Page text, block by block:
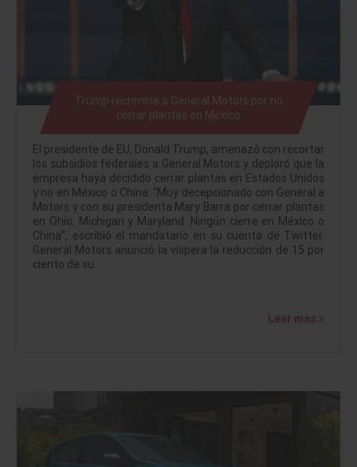
Trump recrimina a General Motors por no
cerrar plantas en México
El presidente de EU, Donald Trump, amenazó con recortar
los subsidios federales a General Motors y deploró que la
empresa haya decidido cerrar plantas en Estados Unidos
y no en México o China. “Muy decepcionado con General a
Motors y con su presidenta Mary Barra por cerrar plantas
en Ohio, Michigan y Maryland. Ningún cierre en México o
China”, escribió el mandatario en su cuenta de Twitter.
General Motors anunció la víspera la reducción de 15 por
ciento de su…
Leer más »